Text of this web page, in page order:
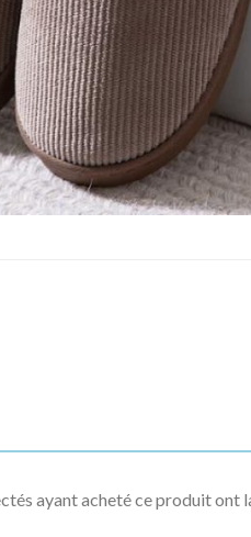
ayant acheté ce produit ont